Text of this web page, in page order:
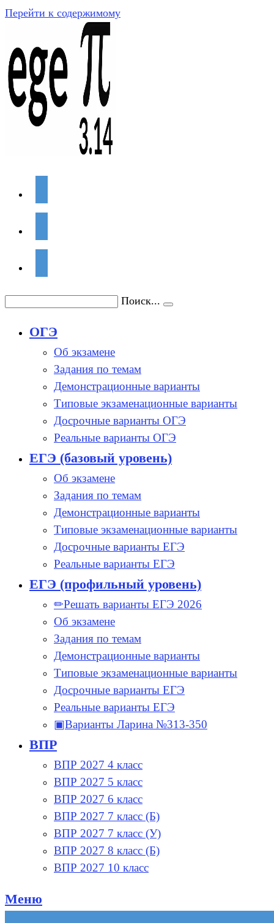
Перейти к содержимому
Поиск...
ОГЭ
Об экзамене
Задания по темам
Демонстрационные варианты
Типовые экзаменационные варианты
Досрочные варианты ОГЭ
Реальные варианты ОГЭ
ЕГЭ (базовый уровень)
Об экзамене
Задания по темам
Демонстрационные варианты
Типовые экзаменационные варианты
Досрочные варианты ЕГЭ
Реальные варианты ЕГЭ
ЕГЭ (профильный уровень)
✏Решать варианты ЕГЭ 2026
Об экзамене
Задания по темам
Демонстрационные варианты
Типовые экзаменационные варианты
Досрочные варианты ЕГЭ
Реальные варианты ЕГЭ
▣Варианты Ларина №313-350
ВПР
ВПР 2027 4 класс
ВПР 2027 5 класс
ВПР 2027 6 класс
ВПР 2027 7 класс (Б)
ВПР 2027 7 класс (У)
ВПР 2027 8 класс (Б)
ВПР 2027 10 класс
Меню